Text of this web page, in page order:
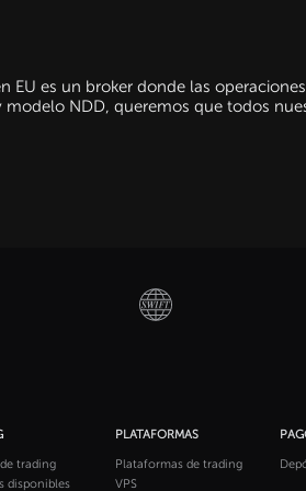
EU es un broker donde las
modelo NDD, queremos que todos
trading
disponibles
PLATAFORMAS
Plataformas de trading
VPS